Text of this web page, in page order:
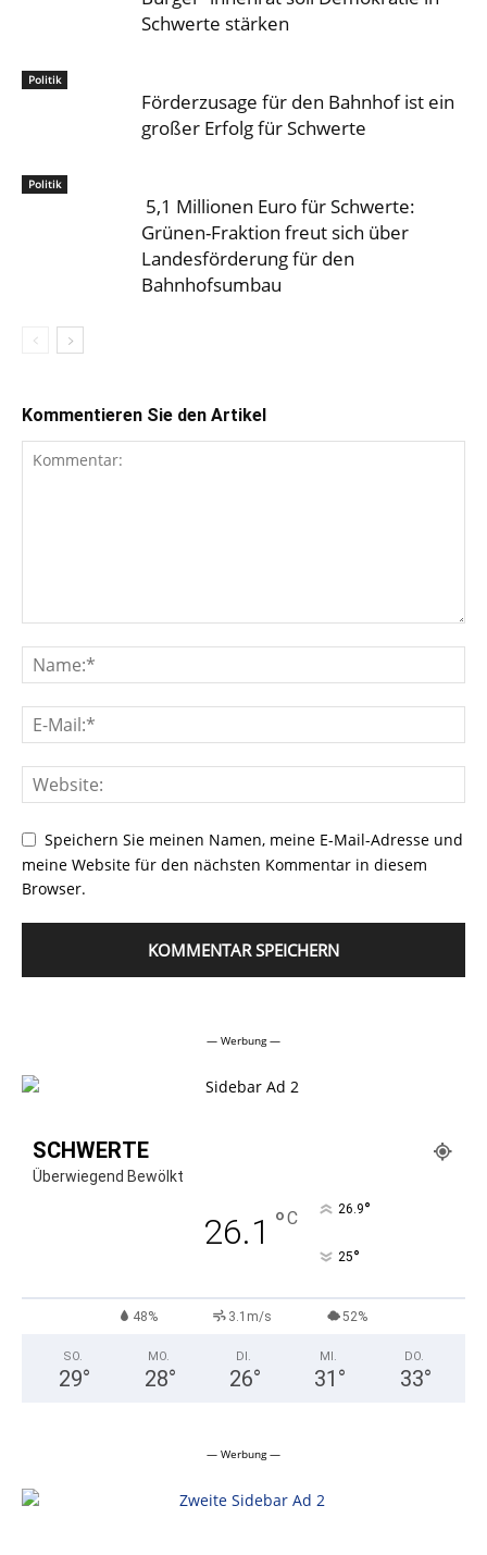
Schwerte stärken
Politik
Förderzusage für den Bahnhof ist ein
großer Erfolg für Schwerte
Politik
5,1 Millionen Euro für Schwerte:
Grünen-Fraktion freut sich über
Landesförderung für den
Bahnhofsumbau
Kommentieren Sie den Artikel
Speichern Sie meinen Namen, meine E-Mail-Adresse und
meine Website für den nächsten Kommentar in diesem
Browser.
— Werbung —
SCHWERTE
Überwiegend Bewölkt
26.1 °C 26.9°
25°
48% 3.1m/s 52%
SO.
29°
MO.
28°
DI.
26°
MI.
31 °
DO.
33°
— Werbung —